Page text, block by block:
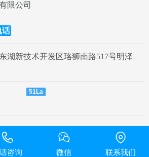
限公司
话
湖新技术开发区珞狮南路517号明泽
51La
咨询 微信 联系我们